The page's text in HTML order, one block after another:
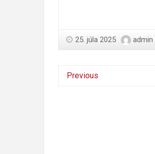
25. júla 2025 admin
Previous